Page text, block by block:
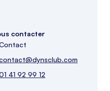
contacter
41 92 99 12